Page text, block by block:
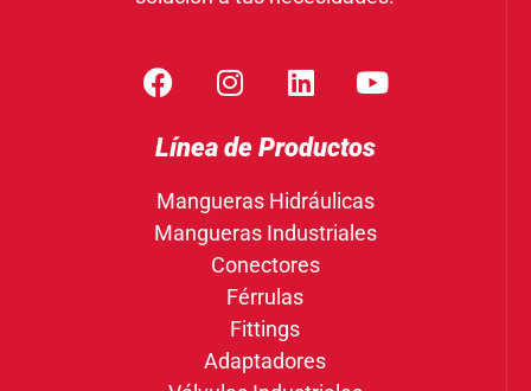
Línea de Productos
Mangueras Hidráulicas
Mangueras Industriales
Conectores
Férrulas
Fittings
Adaptadores